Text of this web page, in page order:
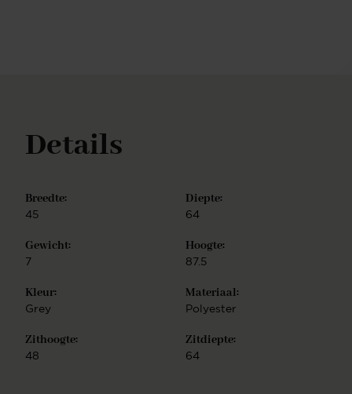
ook kiezen voor mobiliteit en kiezen voor het Glide
frame: een onderstel met draaiende zwenkwielen, in
Details
Breedte:
45
Diepte:
64
Gewicht:
7
Hoogte:
87.5
Kleur:
Grey
Materiaal:
Polyester
Zithoogte:
48
Zitdiepte:
64